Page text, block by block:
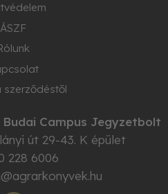
ÁSZF
szerződéstől
Campus Jegyzetbolt
út 29-43. K épület
228 6006